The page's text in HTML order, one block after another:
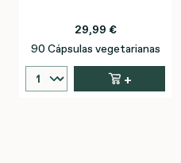
29,99 €
90 Cápsulas vegetarianas
+